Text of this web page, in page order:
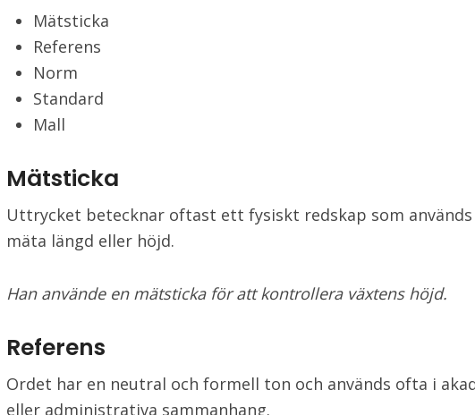
Mätsticka
Referens
Norm
Standard
Mall
Mätsticka
Uttrycket betecknar oftast ett fysiskt redskap som
mäta längd eller höjd.
Han använde en mätsticka för att kontrollera växtens höjd.
Referens
Ordet har en neutral och formell ton och används ofta i
eller administrativa sammanhang.